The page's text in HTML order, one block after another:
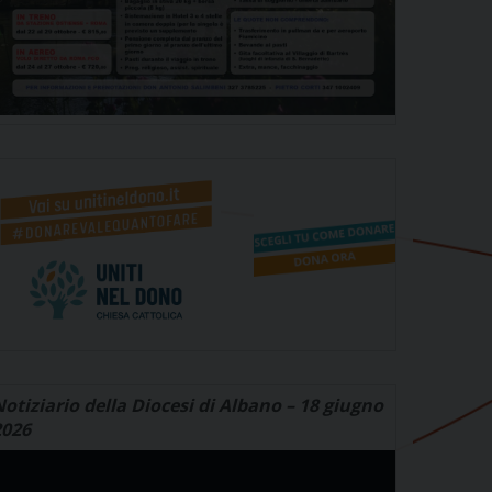
della Diocesi di Albano – 18 giugno